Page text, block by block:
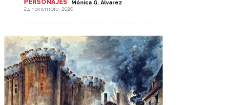
PERSONAJES Mónica G. Álvarez -
24 noviembre, 2020